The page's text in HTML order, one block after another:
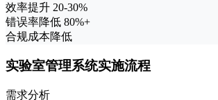
效率提升 20-30%
错误率降低 80%+
合规成本降低
实验室管理系统实施流程
需求分析